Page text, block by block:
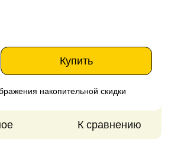
Купить
накопительной скидки
К сравнению